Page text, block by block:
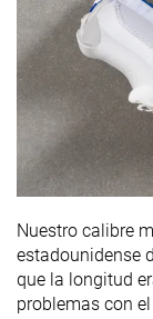
Nuestro calibre
estadounidense
que la longitud
problemas con